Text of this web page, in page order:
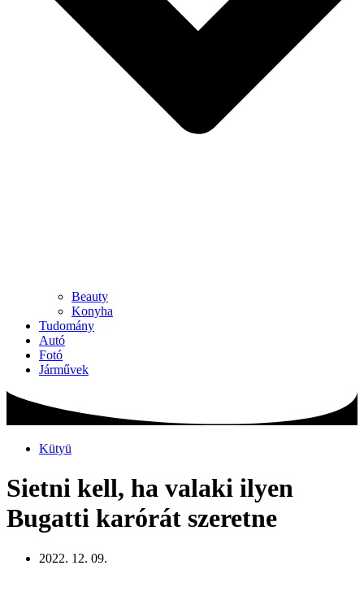
Beauty
Konyha
Tudomány
Autó
Fotó
Járművek
Kütyü
Sietni kell, ha valaki ilyen
Bugatti karórát szeretne
2022. 12. 09.